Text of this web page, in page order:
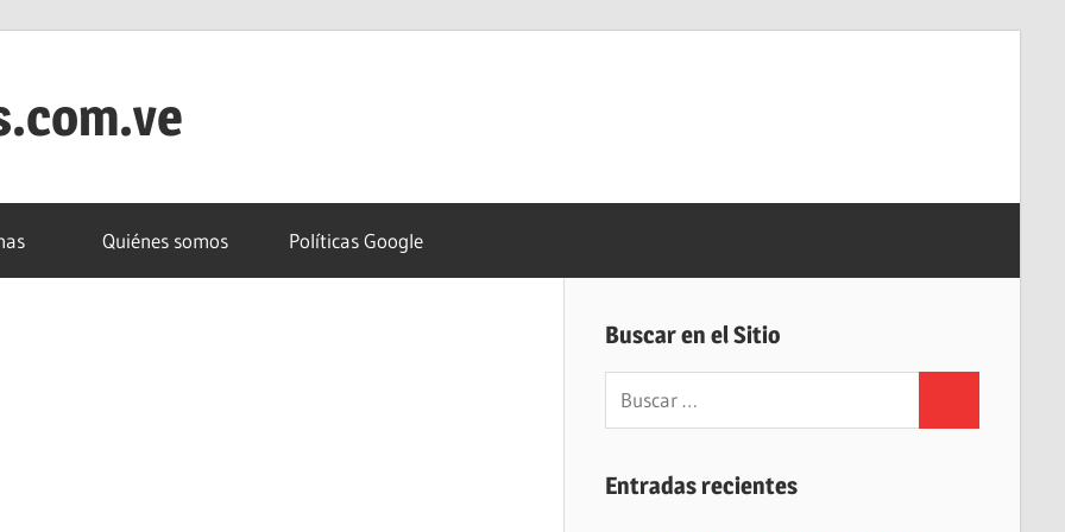
Quiénes somos Políticas Google
Buscar en el Sitio
Buscar:
Entradas recientes